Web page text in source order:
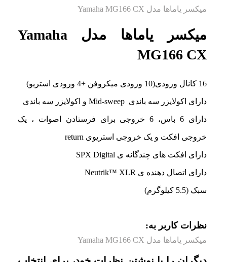
میکسر یاماها مدل Yamaha MG166 CX
میکسر یاماها مدل Yamaha
MG166 CX
16 کانال ورودی(10 ورودی میکروفن +4 ورودی استریو)
دارای اکولایزر سه باندی Mid-sweep و اکولایزر سه باندی
دارای 6 باس، 6 خروجی برای فرستادن اصوات ، یک
خروجی افکت و یک خروجی استریوی return
دارای افکت های چندگانه ی SPX Digital
دارای اتصال دهنده ی Neutrik™ XLR
سبک (5.5 کیلوگرم)
نظرات کاربر به:
میکسر یاماها مدل Yamaha MG166 CX